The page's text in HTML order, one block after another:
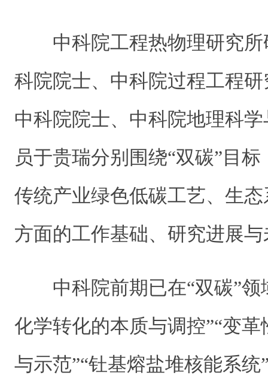
中科院工程热物理研究所
科院院士、中科院过程工程
中科院院士、中科院地理科
员于贵瑞分别围绕“双碳”目
传统产业绿色低碳工艺、生
方面的工作基础、研究进展
中科院前期已在“双碳”领
化学转化的本质与调控”“变
与示范”“钍基熔盐堆核能系统